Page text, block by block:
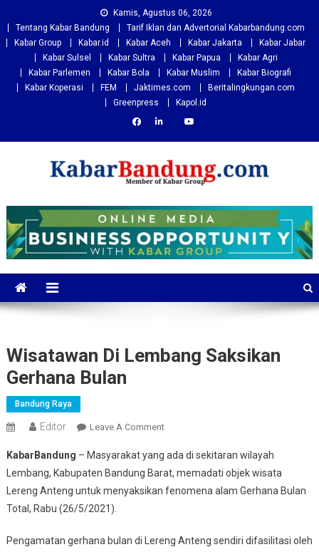
to
content
Kamis, Agustus 06, 2026
Tentang Kabar Bandung
Tarif Iklan dan Advertorial Kabarbandung.com
Kabar Group
Kabar.id Kabar Aceh Kabar Jakarta
Kabar Jabar
Kabar Sulsel
Kabar Sultra Kabar Papua
Kabar Agri
Kabar Parlemen
Kabar Bola Kabar Muslim
Kabar Biografi
Kabar Koperasi
FEM Jaktimes.com
Beritalingkungan.com
Greenpress
Kapol.id
Kabarbandung.com
Wisatawan Di Lembang Saksikan
Gerhana Bulan
Bandung Raya
Editor Leave A CommentOn
Di
Lembang
Saksikan
KabarBandung – Masyarakat yang ada di sekitaran wilayah
Lembang, Kabupaten Bandung Barat, memadati objek wisata
Lereng Anteng untuk menyaksikan fenomena alam Gerhana Bulan
Total, Rabu (26/5/2021).
Pengamatan gerhana bulan di Lereng Anteng sendiri difasilitasi oleh